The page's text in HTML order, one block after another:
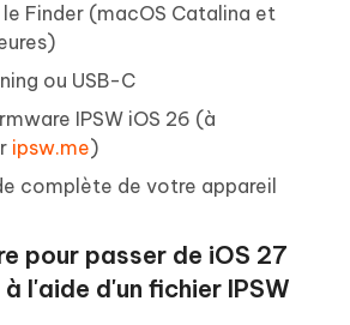
Finder (macOS Catalina et
ou USB-C
IPSW iOS 26 (à
ipsw.me)
complète de votre appareil
pour passer de iOS 27
l'aide d'un fichier IPSW